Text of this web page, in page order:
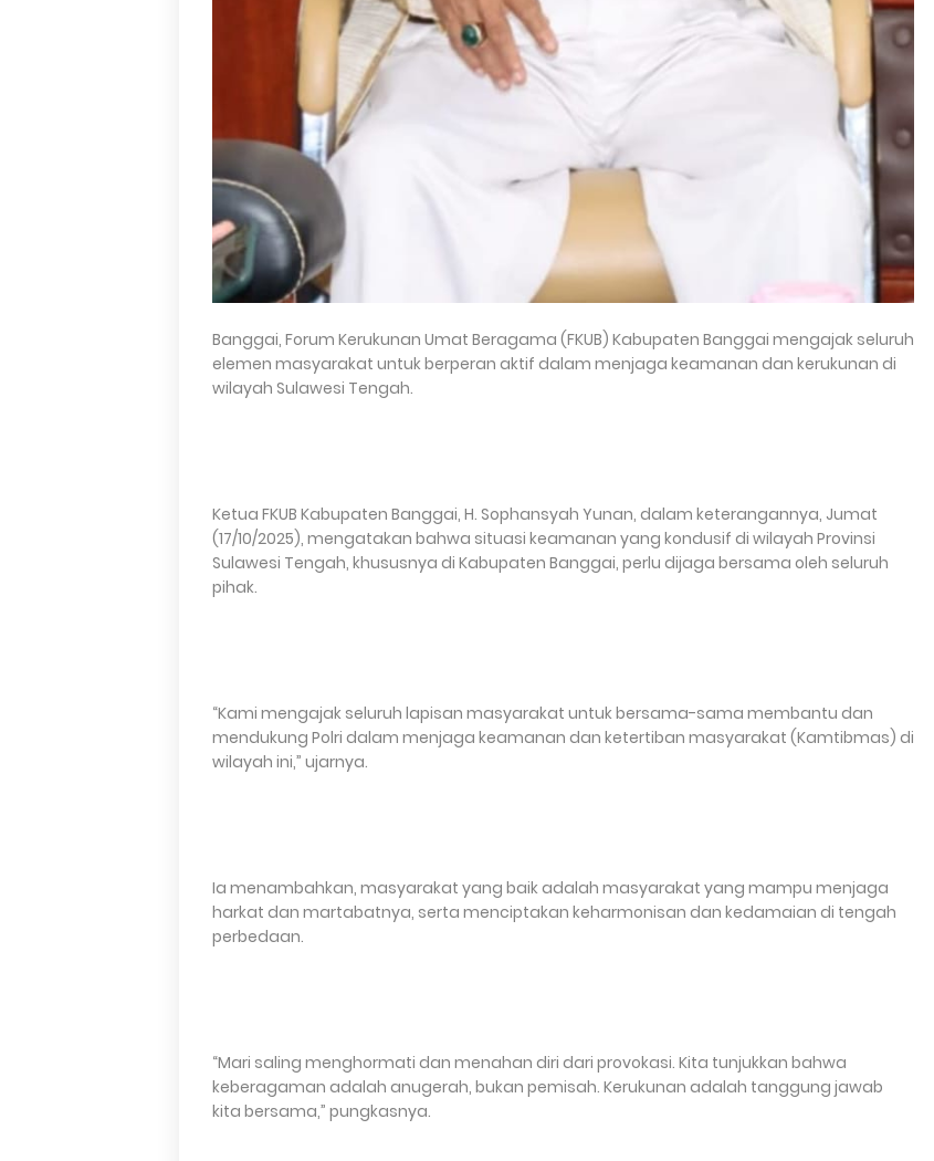
Banggai, Forum Kerukunan Umat Beragama (FKUB) Kabupaten Banggai mengajak seluruh
elemen masyarakat untuk berperan aktif dalam menjaga keamanan dan kerukunan di
wilayah Sulawesi Tengah.
Ketua FKUB Kabupaten Banggai, H. Sophansyah Yunan, dalam keterangannya, Jumat
(17/10/2025), mengatakan bahwa situasi keamanan yang kondusif di wilayah Provinsi
Sulawesi Tengah, khususnya di Kabupaten Banggai, perlu dijaga bersama oleh seluruh
pihak.
“Kami mengajak seluruh lapisan masyarakat untuk bersama-sama membantu dan
mendukung Polri dalam menjaga keamanan dan ketertiban masyarakat (Kamtibmas) di
wilayah ini,” ujarnya.
Ia menambahkan, masyarakat yang baik adalah masyarakat yang mampu menjaga
harkat dan martabatnya, serta menciptakan keharmonisan dan kedamaian di tengah
perbedaan.
“Mari saling menghormati dan menahan diri dari provokasi. Kita tunjukkan bahwa
keberagaman adalah anugerah, bukan pemisah. Kerukunan adalah tanggung jawab
kita bersama,” pungkasnya.